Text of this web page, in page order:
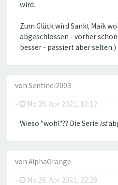
wird.
Zum Glück wird Sankt Maik
abgeschlossen - vorher
besser - passiert aber selten.)
von Sentinel2003
-
Mo 26. Apr 2021, 12:12
Wieso "wohl"?? Die Serie ist
von AlphaOrange
-
Mo 26. Apr 2021, 22:28